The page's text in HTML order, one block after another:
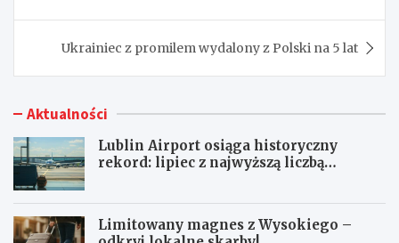
Ukrainiec z promilem wydalony z Polski na 5 lat
Aktualności
Lublin Airport osiąga historyczny
rekord: lipiec z najwyższą liczbą
Limitowany magnes z Wysokiego –